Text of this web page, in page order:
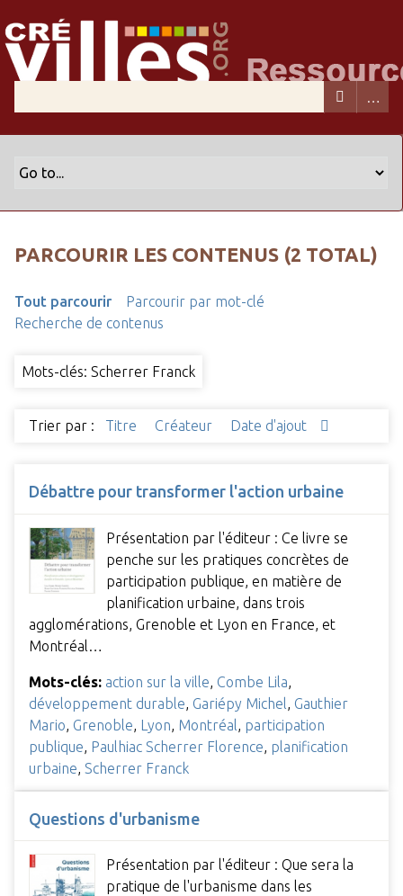
PARCOURIR LES CONTENUS (2 TOTAL)
Tout parcourir
Parcourir par mot-clé
Recherche de contenus
Mots-clés: Scherrer Franck
Trier par : Titre Créateur Date d'ajout
Débattre pour transformer l'action urbaine
Présentation par l'éditeur : Ce livre se
penche sur les pratiques concrètes de
participation publique, en matière de
planification urbaine, dans trois
agglomérations, Grenoble et Lyon en France, et
Montréal…
Mots-clés: action sur la ville Combe Lila
développement durable Gariépy Michel
Gauthier
Mario Grenoble Lyon Montréal
participation
publique Paulhiac Scherrer Florence planification
urbaine Scherrer Franck
Questions d'urbanisme
Présentation par l'éditeur : Que sera la
pratique de l'urbanisme dans les